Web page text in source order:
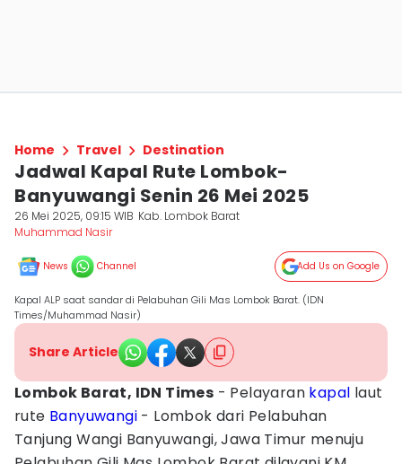
Home Travel Destination
Jadwal Kapal Rute Lombok-
Banyuwangi Senin 26 Mei 2025
26 Mei 2025, 09:15 WIB Kab. Lombok Barat
Muhammad Nasir
News Channel Add Us on Google
Kapal ALP saat sandar di Pelabuhan Gili Mas Lombok Barat. (IDN
Times/Muhammad Nasir)
Share Article
Lombok Barat, IDN Times - Pelayaran kapal laut
rute Banyuwangi - Lombok dari Pelabuhan
Tanjung Wangi Banyuwangi, Jawa Timur menuju